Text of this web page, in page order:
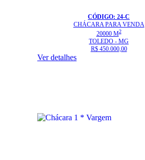
CÓDIGO: 24-C
CHÁCARAPARA VENDA
20000 M2
TOLEDO - MG
R$ 450.000,00
Ver detalhes